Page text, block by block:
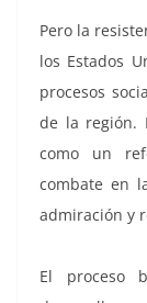
Pero la
los Estados
procesos
de la región.
como un
combate en
admiración y
El proceso